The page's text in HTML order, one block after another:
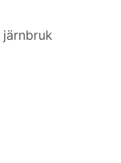
järnbruk